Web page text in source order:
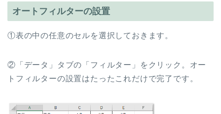
オートフィルターの設置
①表の中の任意のセルを選択しておきます。
②「データ」タブの「フィルター」をクリック。オー
トフィルターの設置はたったこれだけで完了です。